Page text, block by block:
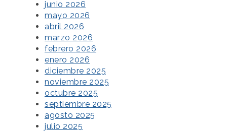
junio 2026
mayo 2026
abril 2026
marzo 2026
febrero 2026
enero 2026
diciembre 2025
noviembre 2025
octubre 2025
septiembre 2025
agosto 2025
julio 2025